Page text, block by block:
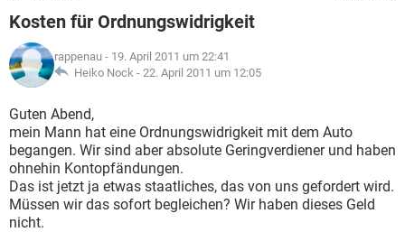
Kosten für Ordnungswidrigkeit
rappenau - 19. April 2011 um 22:41
Heiko Nock - 22. April 2011 um 12:05
Guten Abend,
mein Mann hat eine Ordnungswidrigkeit mit dem Auto
begangen. Wir sind aber absolute Geringverdiener und haben
ohnehin Kontopfändungen.
Das ist jetzt ja etwas staatliches, das von uns gefordert wird.
Müssen wir das sofort begleichen? Wir haben dieses Geld
nicht.